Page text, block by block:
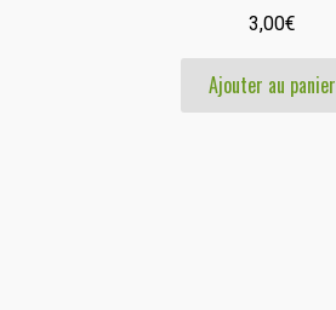
3,00€
Ajouter au panier